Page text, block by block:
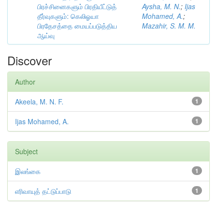
பிரச்சினைகளும் பிரதியீட்டுத்
தீர்வுகளும்: கெலிஓயா
பிரதேசத்தை மையப்படுத்திய
ஆய்வு
Aysha, M. N.; Ijas
Mohamed, A.;
Mazahir, S. M. M.
Discover
Author
1
Akeela, M. N. F.
1
Ijas Mohamed, A.
Subject
1
இலங்கை
1
எரிவாயுத் தட்டுப்பாடு